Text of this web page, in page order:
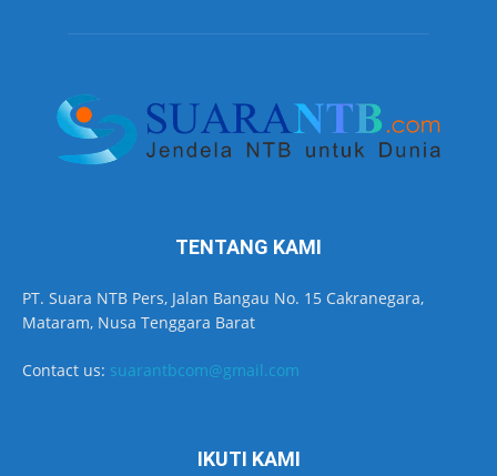
TENTANG KAMI
PT. Suara NTB Pers, Jalan Bangau No. 15 Cakranegara,
Mataram, Nusa Tenggara Barat
Contact us: suarantbcom@gmail.com
IKUTI KAMI